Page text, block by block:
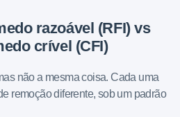
razoável (RFI) vs
crível (CFI)
não a mesma coisa. Cada uma
remoção diferente, sob um padrão